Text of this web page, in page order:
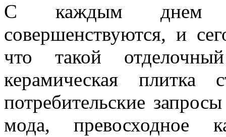
С каждым днем
совершенствуются, и
что такой
керамическая плитка
потребительские
мода, превосходное